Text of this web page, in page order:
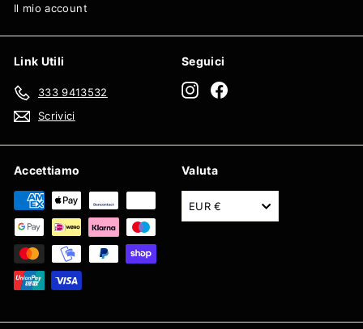
Il mio account
Link Utili
333 9413532
Scrivici
Seguici
Instagram
Accettiamo Valuta
EUR €